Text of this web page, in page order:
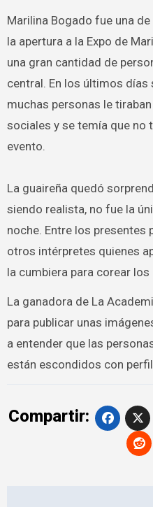
Marilina Bogado fue una de las figuras encargada de dar
la apertura a la Expo de
una gran cantidad de
central. En los últimos días
muchas personas le
sociales y se temía que no
evento.
La guaireña quedó
siendo realista, no fue la
noche. Entre los
otros intérpretes quienes
la cumbiera para corear
La ganadora de La
para publicar unas
a entender que las
están escondidos con
Compartir: